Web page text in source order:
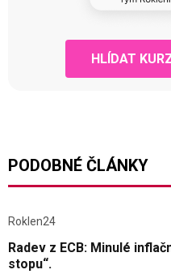
HLÍDAT
PODOBNÉ ČLÁNKY
Roklen24
Radev z ECB: Minulé
stopu“.